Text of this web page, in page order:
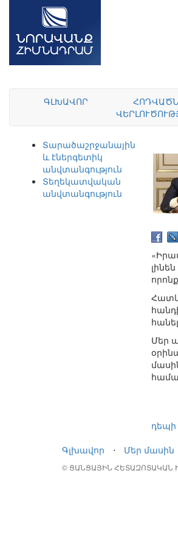
ԳԼԽԱՎՈՐ
Տարածաշրջանային
և էներգետիկ
անվտանգություն
Տեղեկատվական
անվտանգություն
Մեր
Գլխավոր
⋅ Մեր մասին
© ՑԱՆՑԱՅԻՆ ՀԵՏԱԶՈՏԱԿԱՆ